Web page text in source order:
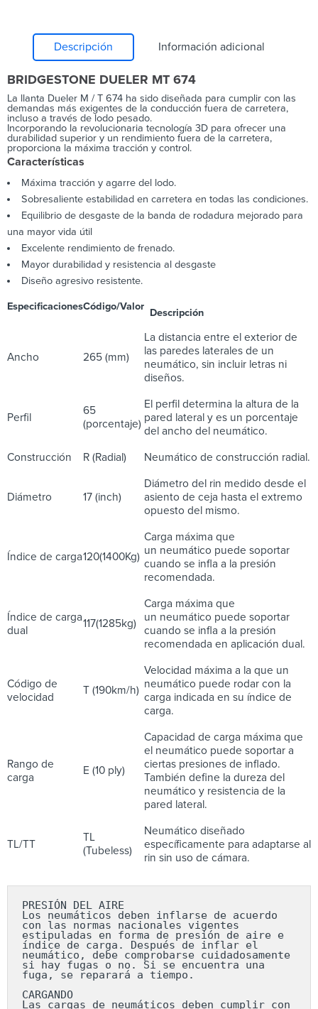
Descripción Información adicional
BRIDGESTONE DUELER MT 674
La llanta Dueler M / T 674 ha sido diseñada para cumplir con las
demandas más exigentes de la conducción fuera de carretera,
incluso a través de lodo pesado.
Incorporando la revolucionaria tecnología 3D para ofrecer una
durabilidad superior y un rendimiento fuera de la carretera,
proporciona la máxima tracción y control.
Características
Máxima tracción y agarre del lodo.
Sobresaliente estabilidad en carretera en todas las condiciones.
Equilibrio de desgaste de la banda de rodadura mejorado para
una mayor vida útil
Excelente rendimiento de frenado.
Mayor durabilidad y resistencia al desgaste
Diseño agresivo resistente.
EspecificacionesCódigo/Valor
Descripción
Ancho 265 (mm)
La distancia entre el exterior de
las paredes laterales de un
neumático, sin incluir letras ni
diseños.
Perfil
65
(porcentaje)
El perfil determina la altura de la
pared lateral y es un porcentaje
del ancho del neumático.
Construcción R (Radial) Neumático de construcción radial.
Diámetro 17 (inch)
Diámetro del rin medido desde el
asiento de ceja hasta el extremo
opuesto del mismo.
Índice de carga120(1400Kg)
Carga máxima que
un neumático puede soportar
cuando se infla a la presión
recomendada.
Índice de carga
dual
117(1285kg)
Carga máxima que
un neumático puede soportar
cuando se infla a la presión
recomendada en aplicación dual.
Código de
velocidad
T (190km/h)
Velocidad máxima a la que un
neumático puede rodar con la
carga indicada en su índice de
carga.
Rango de
carga
E (10 ply)
Capacidad de carga máxima que
el neumático puede soportar a
ciertas presiones de inflado.
También define la dureza del
neumático y resistencia de la
pared lateral.
TL/TT
TL
(Tubeless)
Neumático diseñado
específicamente para adaptarse al
rin sin uso de cámara.
PRESIÓN DEL AIRE
Los neumáticos deben inflarse de acuerdo
con las normas nacionales vigentes
estipuladas en forma de presión de aire e
índice de carga. Después de inflar el
neumático, debe comprobarse cuidadosamente
si hay fugas o no. Si se encuentra una
fuga, se reparará a tiempo.
CARGANDO
Las cargas de neumáticos deben cumplir con